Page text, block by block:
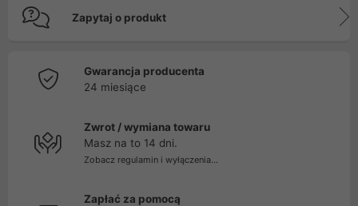
Zapytaj o produkt
Gwarancja producenta
24 miesiące
Zwrot / wymiana towaru
Masz na to 14 dni.
Zobacz regulamin i wyłączenia...
Zapłać za pomocą